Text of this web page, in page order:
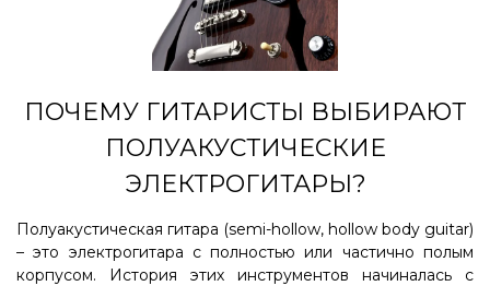
ПОЧЕМУ ГИТАРИСТЫ ВЫБИРАЮТ
ПОЛУАКУСТИЧЕСКИЕ
ЭЛЕКТРОГИТАРЫ?
Полуакустическая гитара (semi-hollow, hollow body guitar)
– это электрогитара с полностью или частично полым
корпусом. История этих инструментов начиналась с